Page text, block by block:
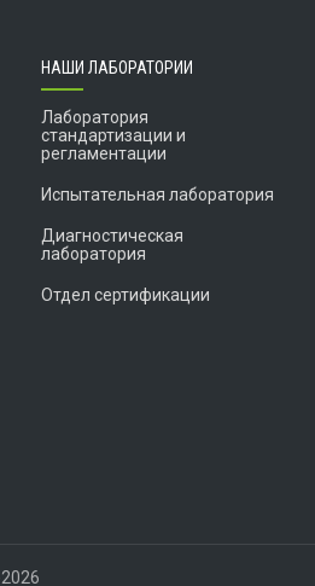
НАШИ ЛАБОРАТОРИИ
Лаборатория
стандартизации и
регламентации
Испытательная лаборатория
Диагностическая
лаборатория
Отдел сертификации